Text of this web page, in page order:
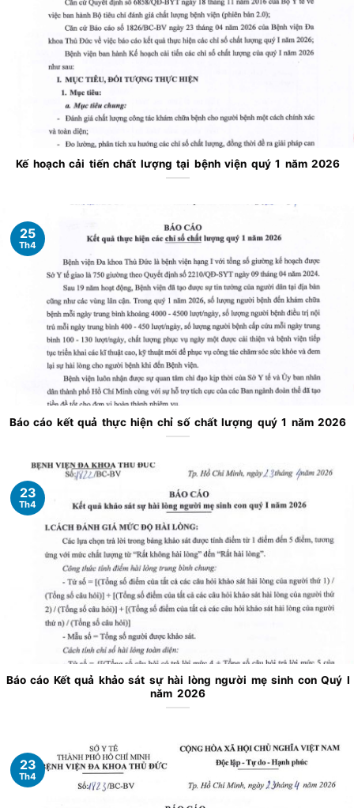
Kế hoạch cải tiến chất lượng tại bệnh viện quý 1 năm 2026
Báo cáo kết quả thực hiện chỉ số chất lượng quý 1 năm 2026
25
Th4
Báo cáo Kết quả khảo sát sự hài lòng người mẹ sinh con Quý I
năm 2026
23
Th4
23
Th4